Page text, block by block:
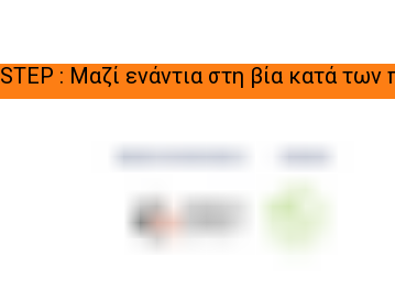
STEP : Μαζί ενάντια στη βία κατά